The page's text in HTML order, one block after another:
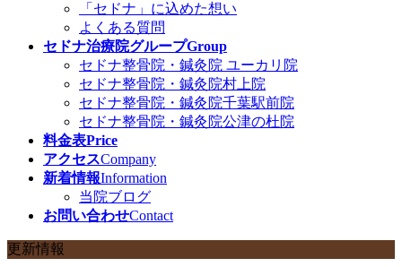
「セドナ」に込めた想い
よくある質問
セドナ治療院グループGroup
セドナ整骨院・鍼灸院 ユーカリ院
セドナ整骨院・鍼灸院村上院
セドナ整骨院・鍼灸院千葉駅前院
セドナ整骨院・鍼灸院公津の杜院
料金表Price
アクセスCompany
新着情報Information
当院ブログ
お問い合わせContact
更新情報